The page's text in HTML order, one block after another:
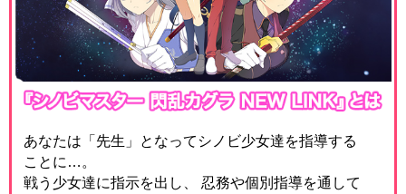
あなたは「先生」となってシノビ少女達を指導する
ことに…。
戦う少女達に指示を出し、
忍務や個別指導を通して